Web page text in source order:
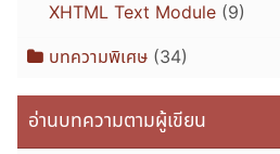
XHTML Text Module(9)
บทความพิเศษ (34)
อ่านบทความตามผู้เขียน